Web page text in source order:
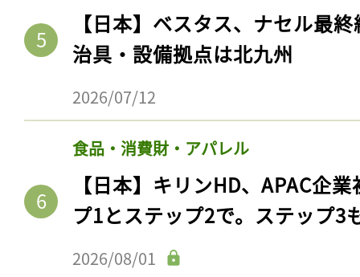
【日本】ベスタス、ナセル最
治具・設備拠点は北九州
2026/07/12
食品・消費財・アパレル
【日本】キリンHD、APAC企
プ1とステップ2で。ステップ3
2026/08/01